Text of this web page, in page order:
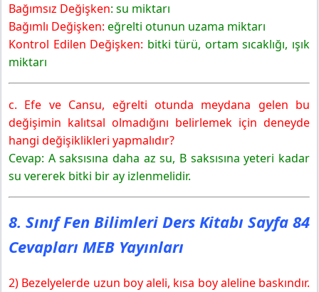
Bağımsız Değişken: su miktarı
Bağımlı Değişken: eğrelti otunun uzama miktarı
Kontrol Edilen Değişken: bitki türü, ortam sıcaklığı, ışık
miktarı
c. Efe ve Cansu, eğrelti otunda meydana gelen bu
değişimin kalıtsal olmadığını belirlemek için deneyde
hangi değişiklikleri yapmalıdır?
Cevap: A saksısına daha az su, B saksısına yeteri kadar
su vererek bitki bir ay izlenmelidir.
8. Sınıf Fen Bilimleri Ders Kitabı Sayfa 84
Cevapları MEB Yayınları
2) Bezelyelerde uzun boy aleli, kısa boy aleline baskındır.